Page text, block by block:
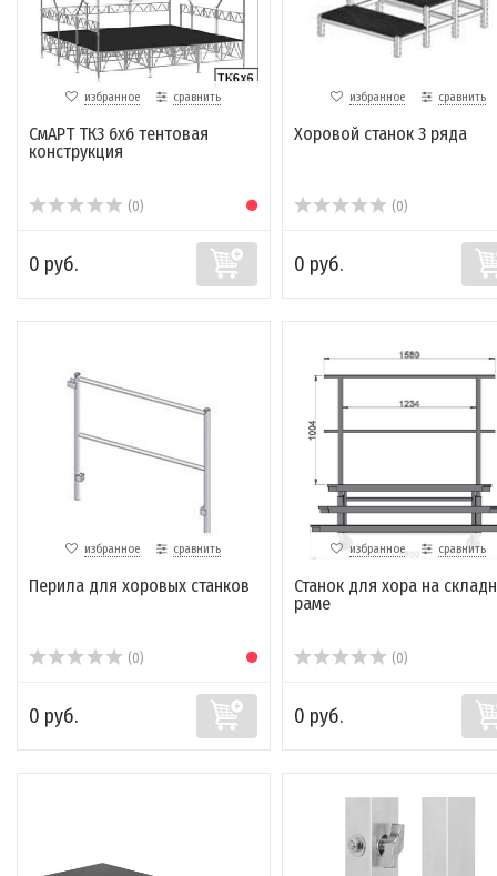
избранное сравнить
СмАРТ ТК3 6х6 тентовая
конструкция
(0)
0 руб.
избранное сравнить
Хоровой станок 3 ряда
(0)
0 руб.
избранное сравнить
Перила для хоровых станков
(0)
0 руб.
избранное сравнить
Станок для хора на
раме
(0)
0 руб.